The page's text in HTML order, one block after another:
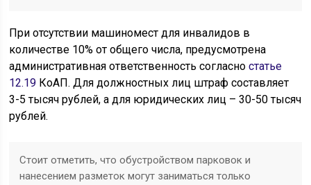
При отсутствии машиномест для инвалидов в
количестве 10% от общего числа, предусмотрена
административная ответственность согласностатье
12.19 КоАП. Для должностных лиц штраф составляет
3-5 тысяч рублей, а для юридических лиц – 30-50 тысяч
рублей.
Стоит отметить, что обустройством парковок и
нанесением разметок могут заниматься только